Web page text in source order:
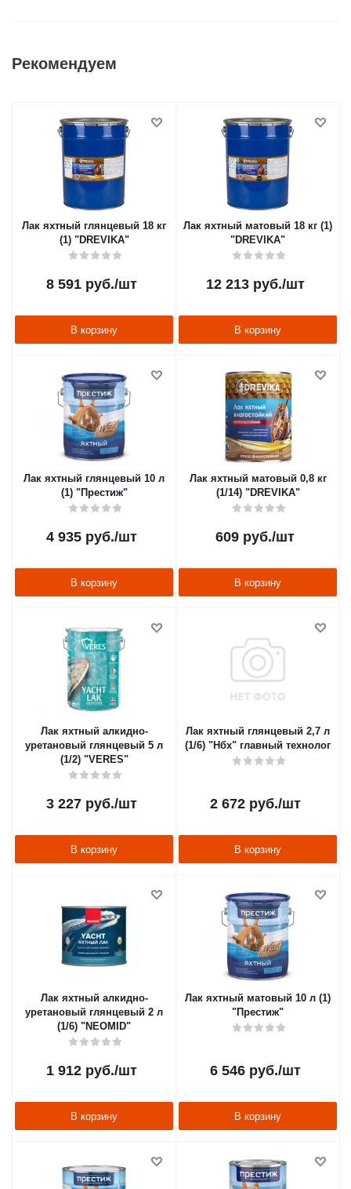
Рекомендуем
Лак яхтный глянцевый 18 кг
(1) "DREVIKA"
8 591руб./шт
В корзину
Лак яхтный матовый 18 кг (1)
"DREVIKA"
12 213руб./шт
В корзину
Лак яхтный глянцевый 10 л
(1) "Престиж"
4 935руб./шт
В корзину
Лак яхтный матовый 0,8 кг
(1/14) "DREVIKA"
609 руб./шт
В корзину
Лак яхтный алкидно-
уретановый глянцевый 5 л
(1/2) "VERES"
3 227руб./шт
В корзину
Лак яхтный глянцевый 2,7 л
(1/6) "Нбх" главный технолог
2 672руб./шт
В корзину
Лак яхтный алкидно-
уретановый глянцевый 2 л
(1/6) "NEOMID"
1 912руб./шт
В корзину
Лак яхтный матовый 10 л (1)
"Престиж"
6 546руб./шт
В корзину